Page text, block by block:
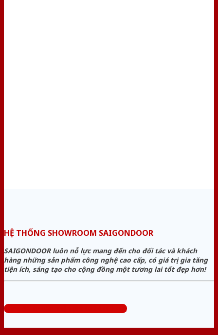
HỆ THỐNG SHOWROOM SAIGONDOOR
SAIGONDOOR luôn nỗ lực mang đến cho đối tác và khách
hàng những sản phẩm công nghệ cao cấp, có giá trị gia tăng
tiện ích, sáng tạo cho cộng đồng một tương lai tốt đẹp hơn!
Tổng đài tư vấn miễn phí: 0824.400.400